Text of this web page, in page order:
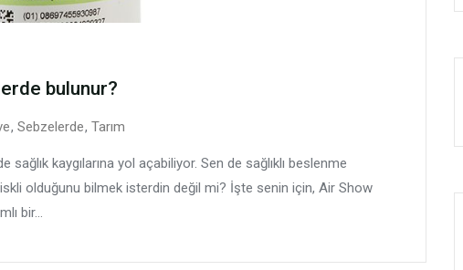
bulunur?
, Sebzelerde, Tarım
sağlık kaygılarına yol açabiliyor. Sen de sağlıklı beslenme
olduğunu bilmek isterdin değil mi? İşte senin için, Air Show
bir...